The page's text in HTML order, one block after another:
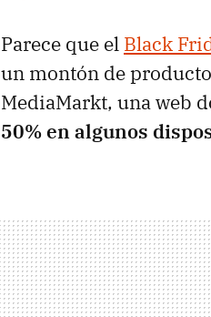
Parece que el Black
un montón de
MediaMarkt, una web
50% en algunos